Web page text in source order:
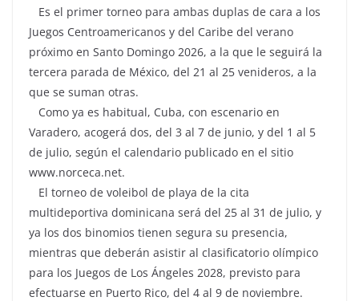
Es el primer torneo para ambas duplas de cara a los
Juegos Centroamericanos y del Caribe del verano
próximo en Santo Domingo 2026, a la que le seguirá la
tercera parada de México, del 21 al 25 venideros, a la
que se suman otras.
Como ya es habitual, Cuba, con escenario en
Varadero, acogerá dos, del 3 al 7 de junio, y del 1 al 5
de julio, según el calendario publicado en el sitio
www.norceca.net.
El torneo de voleibol de playa de la cita
multideportiva dominicana será del 25 al 31 de julio, y
ya los dos binomios tienen segura su presencia,
mientras que deberán asistir al clasificatorio olímpico
para los Juegos de Los Ángeles 2028, previsto para
efectuarse en Puerto Rico, del 4 al 9 de noviembre.